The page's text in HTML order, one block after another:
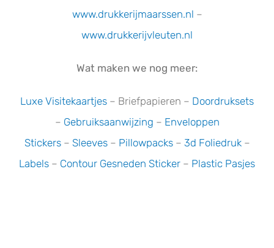
www.drukkerijmaarssen.nl –
www.drukkerijvleuten.nl
Wat maken we nog meer:
Luxe Visitekaartjes – Briefpapieren – Doordruksets
– Gebruiksaanwijzing – Enveloppen
Stickers– Sleeves– Pillowpacks– 3d Foliedruk–
Labels – Contour Gesneden Sticker – Plastic Pasjes